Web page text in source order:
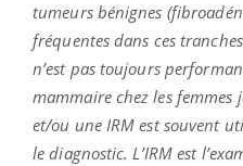
tumeurs bénignes
fréquentes dans ces
n’est pas toujours
mammaire chez les femmes
et/ou une IRM est souvent
le diagnostic. L’IRM est